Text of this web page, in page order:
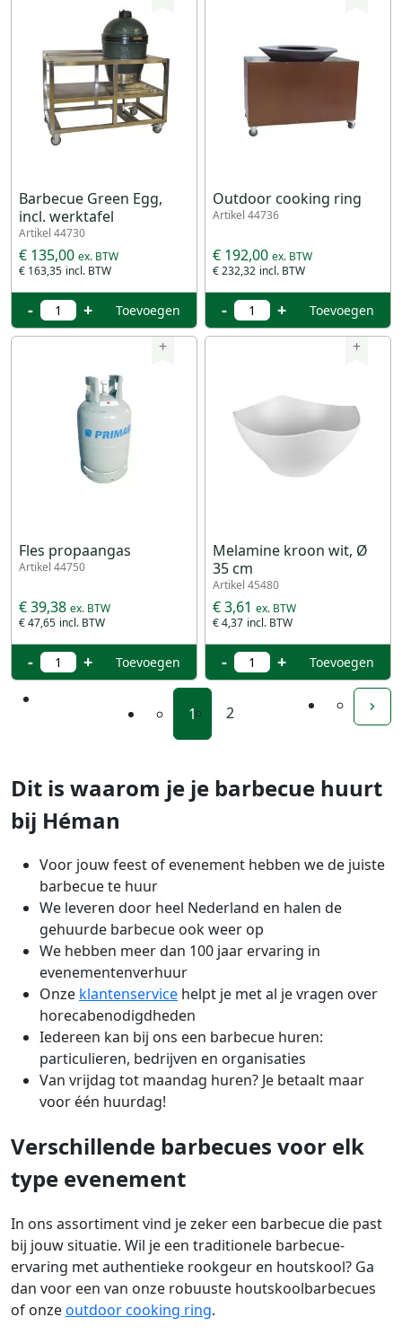
Barbecue Green Egg,
incl. werktafel
Artikel 44730
€ 163,35
€ 135,00
- + Toevoegen
Outdoor cooking ring
Artikel 44736
€ 232,32
€ 192,00
- + Toevoegen
+
Fles propaangas
Artikel 44750
€ 47,65
€ 39,38
- + Toevoegen
+
Melamine kroon wit, Ø
35 cm
Artikel 45480
€ 4,37
€ 3,61
- + Toevoegen
1 2
Dit is waarom je je barbecue huurt
bij Héman
Voor jouw feest of evenement hebben we de juiste
barbecue te huur
We leveren door heel Nederland en halen de
gehuurde barbecue ook weer op
We hebben meer dan 100 jaar ervaring in
evenementenverhuur
Onze klantenservice helpt je met al je vragen over
horecabenodigdheden
Iedereen kan bij ons een barbecue huren:
particulieren, bedrijven en organisaties
Van vrijdag tot maandag huren? Je betaalt maar
voor één huurdag!
Verschillende barbecues voor elk
type evenement
In ons assortiment vind je zeker een barbecue die past
bij jouw situatie. Wil je een traditionele barbecue-
ervaring met authentieke rookgeur en houtskool? Ga
dan voor een van onze robuuste houtskoolbarbecues
of onzeoutdoor cooking ring.